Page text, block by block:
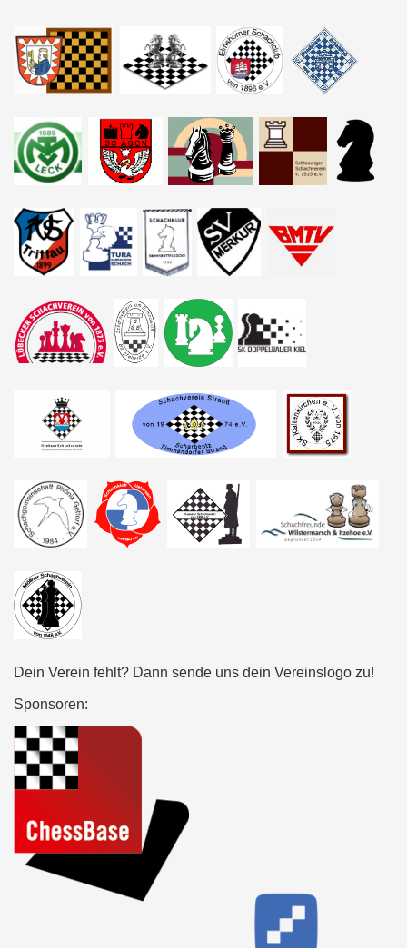
Dein Verein fehlt? Dann sende uns dein Vereinslogo zu!
Sponsoren: